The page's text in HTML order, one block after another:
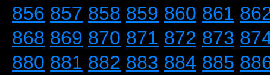
856 857 858 859 860 861
868 869 870 871 872 873
880 881 882 883 884 885